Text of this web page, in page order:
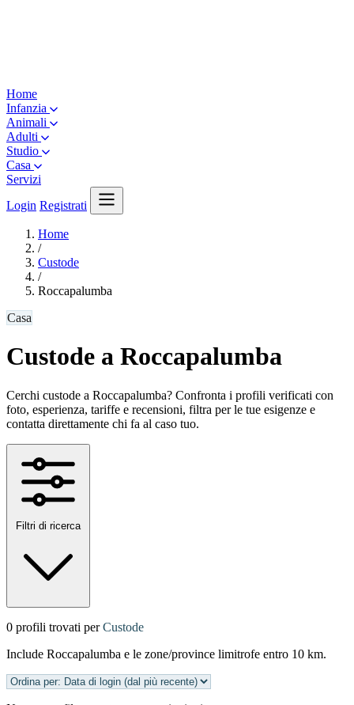
Home
Infanzia
Animali
Adulti
Studio
Casa
Servizi
Login Registrati
Home
/
Custode
/
Roccapalumba
Casa
Custode a Roccapalumba
Cerchi custode a Roccapalumba? Confronta i profili verificati con
foto, esperienza, tariffe e recensioni, filtra per le tue esigenze e
contatta direttamente chi fa al caso tuo.
Filtri di ricerca
0 profili trovati perCustode
Include Roccapalumba e le zone/province limitrofe entro 10 km.